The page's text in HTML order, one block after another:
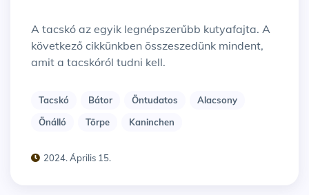
A tacskó az egyik legnépszerűbb kutyafajta. A
következő cikkünkben összeszedünk mindent,
amit a tacskóról tudni kell.
Tacskó Bátor Öntudatos
Alacsony
Önálló
Törpe Kaninchen
2024. Április 15.